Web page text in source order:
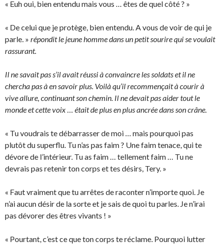
« Euh oui, bien entendu mais vous … êtes de quel côté ? »
« De celui que je protège, bien entendu. A vous de voir de qui je
parle. » répondit le jeune homme dans un petit sourire qui se voulait
rassurant.
Il ne savait pas s’il avait réussi à convaincre les soldats et il ne
chercha pas à en savoir plus. Voilà qu’il recommençait à courir à
vive allure, continuant son chemin. Il ne devait pas aider tout le
monde et cette voix … était de plus en plus ancrée dans son crâne.
« Tu voudrais te débarrasser de moi … mais pourquoi pas
plutôt du superflu. Tu n’as pas faim ? Une faim tenace, qui te
dévore de l’intérieur. Tu as faim … tellement faim … Tu ne
devrais pas retenir ton corps et tes désirs, Tery. »
« Faut vraiment que tu arrêtes de raconter n’importe quoi. Je
n’ai aucun désir de la sorte et je sais de quoi tu parles. Je n’irai
pas dévorer des êtres vivants ! »
« Pourtant, c’est ce que ton corps te réclame. Pourquoi lutter